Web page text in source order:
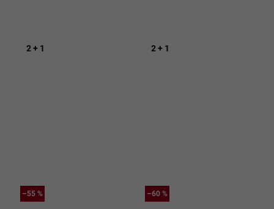
2 + 1
–55 %
2 + 1
–60 %